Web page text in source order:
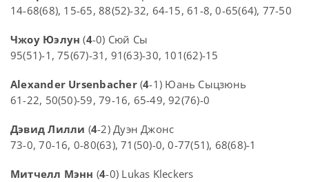
14-68(68), 15-65, 88(52)-32, 64-15, 61-8, 0-65(64), 77-50
Чжоу Юэлун (4-0) Сюй Сы
95(51)-1, 75(67)-31, 91(63)-30, 101(62)-15
Alexander Ursenbacher(4-1) Юань Сыцзюнь
61-22, 50(50)-59, 79-16, 65-49, 92(76)-0
Дэвид Лилли (4-2) Дуэн Джонс
73-0, 70-16, 0-80(63), 71(50)-0, 0-77(51), 68(68)-1
Митчелл Мэнн (4-0) Lukas Kleckers